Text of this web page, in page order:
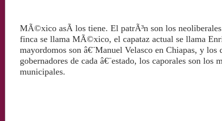
MÃ©xico asÃ­ los tiene. El patrÃ³n son los
finca se llama MÃ©xico, el capataz actual se llama
mayordomos son â€¨Manuel Velasco en Chiapas, y los
gobernadores de cada â€¨estado, los caporales son los
municipales.